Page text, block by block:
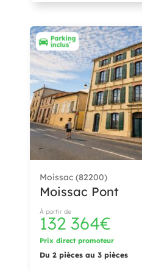
Moissac (82200)
Moissac Pont
À partir de
132 364€
Prix direct promoteur
Du 2 pièces au 3 pièces